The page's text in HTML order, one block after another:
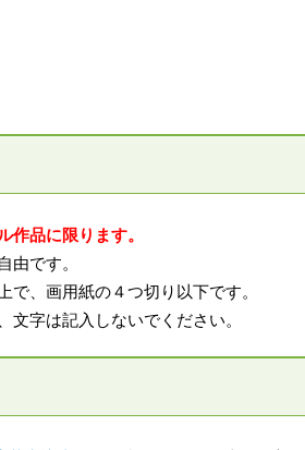
作品に限ります。
由です。
で、画用紙の４つ切り以下です。
文字は記入しないでください。